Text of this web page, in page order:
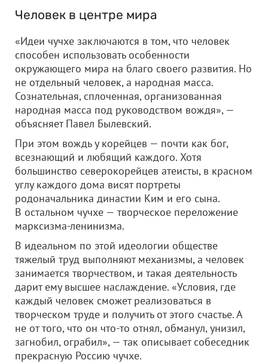
Человек в центре мира
«Идеи чучхе заключаются в том, что человек
способен использовать особенности
окружающего мира на благо своего развития. Но
не отдельный человек, а народная масса.
Сознательная, сплоченная, организованная
народная масса под руководством вождя», —
объясняет Павел Былевский.
При этом вождь у корейцев — почти как бог,
всезнающий и любящий каждого. Хотя
большинство северокорейцев атеисты, в красном
углу каждого дома висят портреты
родоначальника династии Ким и его сына.
В остальном чучхе — творческое переложение
марксизма-ленинизма.
В идеальном по этой идеологии обществе
тяжелый труд выполняют механизмы, а человек
занимается творчеством, и такая деятельность
дарит ему высшее наслаждение. «Условия, где
каждый человек сможет реализоваться в
творческом труде и получить от этого счастье. А
не от того, что он что-то отнял, обманул, унизил,
загнобил, ограбил», — так описывает собеседник
прекрасную Россию чучхе.